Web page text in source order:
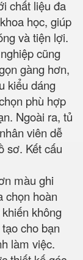
chất liệu đa
học, giúp
và tiện lợi.
cũng
gàng hơn,
kiểu dáng
phù hợp
Ngoài ra, tủ
viên dễ
sơ. Kết cấu
màu ghi
chọn hoàn
không
cho bạn
làm việc.